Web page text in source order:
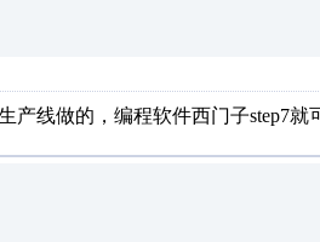
产线做的，编程软件西门子step7